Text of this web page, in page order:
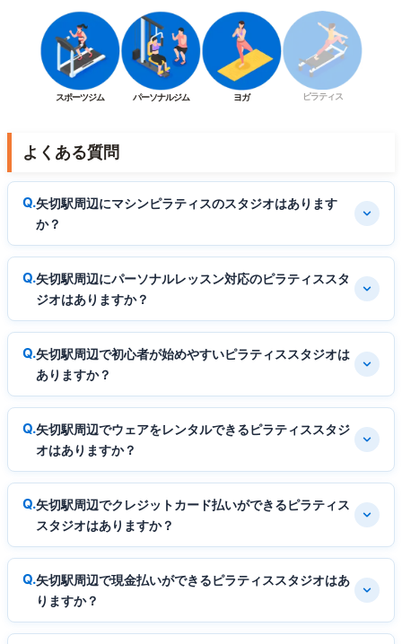
スポーツジム パーソナルジム ヨガ ピラティス
よくある質問
矢切駅周辺にマシンピラティスのスタジオはあります
か？
矢切駅周辺にパーソナルレッスン対応のピラティススタ
ジオはありますか？
矢切駅周辺で初心者が始めやすいピラティススタジオは
ありますか？
矢切駅周辺でウェアをレンタルできるピラティススタジ
オはありますか？
矢切駅周辺でクレジットカード払いができるピラティス
スタジオはありますか？
矢切駅周辺で現金払いができるピラティススタジオはあ
りますか？